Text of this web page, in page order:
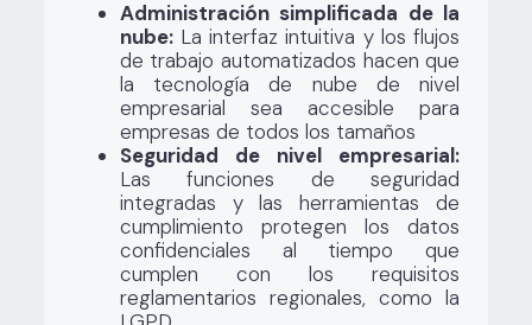
Administración simplificada de la
nube:La interfaz intuitiva y los flujos
de trabajo automatizados hacen que
la tecnología de nube de nivel
empresarial sea accesible para
empresas de todos los tamaños
Seguridad de nivel empresarial:
Las funciones de seguridad
integradas y las herramientas de
cumplimiento protegen los datos
confidenciales al tiempo que
cumplen con los requisitos
reglamentarios regionales, como la